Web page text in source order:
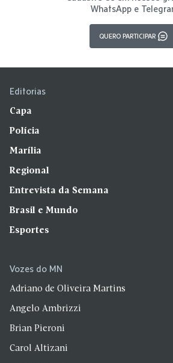
WhatsApp e
QUERO PARTICIPAR
Editorias
Capa
Polícia
Marília
Regional
Entrevista da Semana
Brasil e Mundo
Esportes
Vozes do MN
Adriano de Oliveira Martins
Angelo Ambrizzi
Brian Pieroni
Carol Altizani